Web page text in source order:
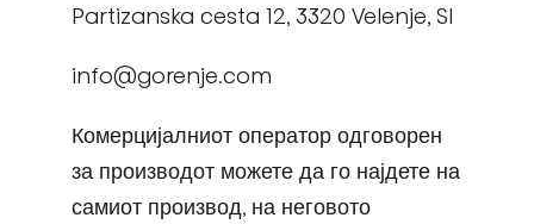
Partizanska cesta 12, 3320 Velenje, SI
info@gorenje.com
Комерцијалниот оператор одговорен
за производот можете да го најдете на
самиот производ, на неговото